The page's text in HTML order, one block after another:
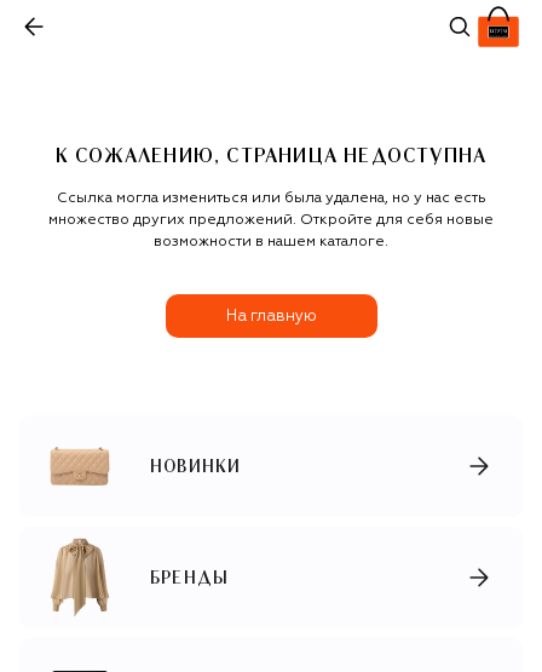
К СОЖАЛЕНИЮ, СТРАНИЦА НЕДОСТУПНА
Ссылка могла измениться или была удалена, но у нас есть
множество других предложений. Откройте для себя новые
возможности в нашем каталоге.
На главную
НОВИНКИ
БРЕНДЫ